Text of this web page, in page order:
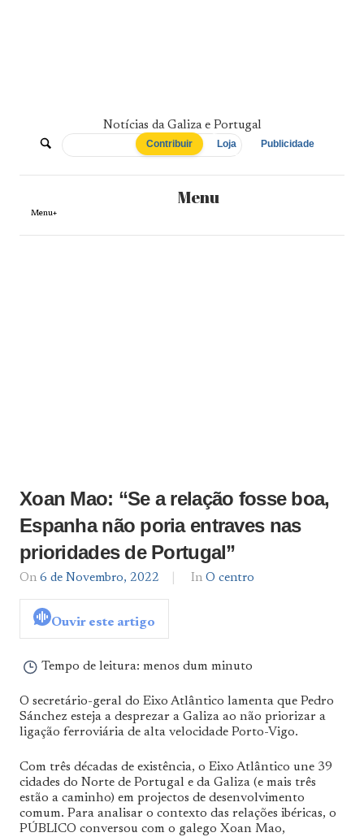
De
Norte
a
Notícias da Galiza e Portugal
Contribuir Loja Publicidade
Menu
Menu+
Xoan Mao: “Se a relação fosse boa,
Espanha não poria entraves nas
prioridades de Portugal”
On 6 de Novembro, 2022
By
In O centro
Ouvir este artigo
Tempo de leitura: menos dum minuto
O secretário-geral do Eixo Atlântico lamenta que Pedro
Sánchez esteja a desprezar a Galiza ao não priorizar a
ligação ferroviária de alta velocidade Porto-Vigo.
Com três décadas de existência, o Eixo Atlântico une 39
cidades do Norte de Portugal e da Galiza (e mais três
estão a caminho) em projectos de desenvolvimento
comum. Para analisar o contexto das relações ibéricas, o
PÚBLICO conversou com o galego Xoan Mao,